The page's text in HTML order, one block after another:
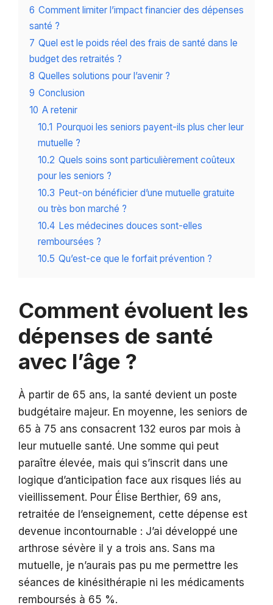
6 Comment limiter l’impact financier des dépenses
santé ?
7 Quel est le poids réel des frais de santé dans le
budget des retraités ?
8 Quelles solutions pour l’avenir ?
9 Conclusion
10 A retenir
10.1 Pourquoi les seniors payent-ils plus cher leur
mutuelle ?
10.2 Quels soins sont particulièrement coûteux
pour les seniors ?
10.3 Peut-on bénéficier d’une mutuelle gratuite
ou très bon marché ?
10.4 Les médecines douces sont-elles
remboursées ?
10.5 Qu’est-ce que le forfait prévention ?
Comment évoluent les
dépenses de santé
avec l’âge ?
À partir de 65 ans, la santé devient un poste
budgétaire majeur. En moyenne, les seniors de
65 à 75 ans consacrent 132 euros par mois à
leur mutuelle santé. Une somme qui peut
paraître élevée, mais qui s’inscrit dans une
logique d’anticipation face aux risques liés au
vieillissement. Pour Élise Berthier, 69 ans,
retraitée de l’enseignement, cette dépense est
devenue incontournable : J’ai développé une
arthrose sévère il y a trois ans. Sans ma
mutuelle, je n’aurais pas pu me permettre les
séances de kinésithérapie ni les médicaments
remboursés à 65 %.